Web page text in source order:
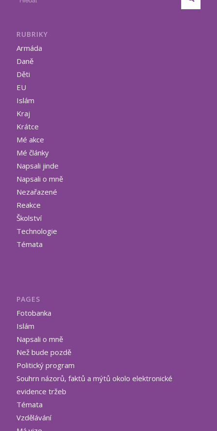
RUBRIKY
Armáda
Daně
Děti
EU
Islám
Kraj
Krátce
Mé akce
Mé články
Napsali jinde
Napsali o mně
Nezařazené
Reakce
Školství
Technologie
Témata
PAGES
Fotobanka
Islám
Napsali o mně
Než bude pozdě
Politický program
Souhrn názorů, faktů a mýtů okolo elektronické
evidence tržeb
Témata
Vzdělávání